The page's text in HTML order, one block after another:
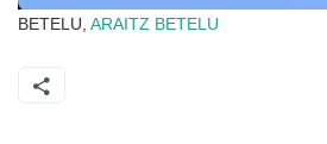
BETELU, ARAITZ BETELU